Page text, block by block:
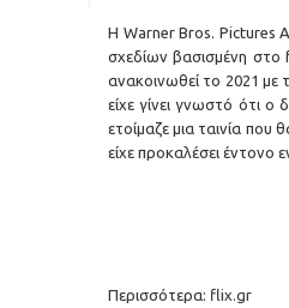
Η Warner Bros. Pictures
σχεδίων βασισμένη στο
ανακοινωθεί το 2021 με
είχε γίνει γνωστό ότι
ετοίμαζε μια ταινία
είχε προκαλέσει έντονο
Περισσότερα: flix.gr